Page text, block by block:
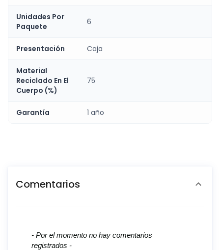
Unidades Por
Paquete
6
Presentación Caja
Material
Reciclado En El
Cuerpo (%)
75
Garantía 1 año
Comentarios
- Por el momento no hay comentarios
registrados -
New content loaded